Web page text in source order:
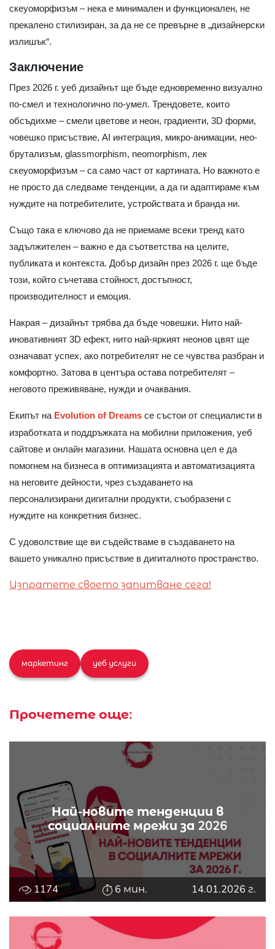
скеуоморфизъм – нека е минимален и функционален, не
прекалено стилизиран, за да не се превърне в „дизайнерски
излишък“.
Заключение
През 2026 г. уеб дизайнът ще бъде едновременно визуално
по-смел и технологично по-умел. Трендовете, които
обсъдихме – смели цветове и неон, градиенти, 3D форми,
човешко присъствие, AI интеграция, микро-анимации, нео-
брутализъм, glassmorphism, neomorphism, лек
скеуоморфизъм – са само част от картината. Но важното е
не просто да следваме тенденции, а да ги адаптираме към
нуждите на потребителите, устройствата и бранда ни.
Също така е ключово да не приемаме всеки тренд като
задължителен – важно е да съответства на целите,
публиката и контекста. Добър дизайн през 2026 г. ще бъде
този, който съчетава стойност, достъпност,
производителност и емоция.
Накрая – дизайнът трябва да бъде човешки. Нито най-
иновативният 3D ефект, нито най-яркият неонов цвят ще
означават успех, ако потребителят не се чувства разбран и
комфортно. Затова в центъра остава потребителят –
неговото преживяване, нужди и очаквания.
Екипът на Evolution of Dreams се състои от специалисти в
изработката и поддръжката на мобилни приложения, уеб
сайтове и онлайн магазини. Нашата основна цел е да
помогнем на бизнеса в оптимизацията и автоматизацията
на неговите дейности, чрез създаването на
персонализирани дигитални продукти, съобразени с
нуждите на конкретния бизнес.
С удоволствие ще ви съдействаме в създаването на
вашето уникално присъствие в дигиталното пространство.
Изпратете своето запитване сега!
маркетинг уеб услуги
Прочетете още:
Най-новите тенденции в
социалните мрежи за 2026
1174 6 мин. 14.01.2026 г.